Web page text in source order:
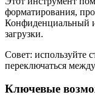
форматирования,
Конфиденциальный
загрузки.
Совет: используйте
переключаться
Ключевые